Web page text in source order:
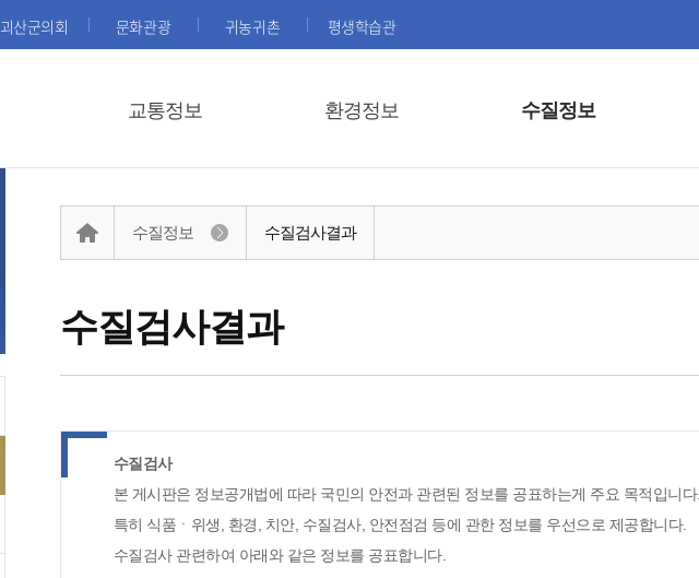
괴산군의회 문화관광 귀농귀촌 평생학습관
교통정보 환경정보 수질정보
수질검사결과
수질정보 수질검사결과
수질검사
본 게시판은 정보공개법에 따라 국민의 안전과 관련된 정보를 공표하는게 주요 목적입니다.
특히 식품ㆍ위생, 환경, 치안, 수질검사, 안전점검 등에 관한 정보를 우선으로 제공합니다.
수질검사 관련하여 아래와 같은 정보를 공표합니다.